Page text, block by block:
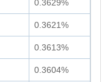
0.3629%
0.3621%
0.3613%
0.3604%